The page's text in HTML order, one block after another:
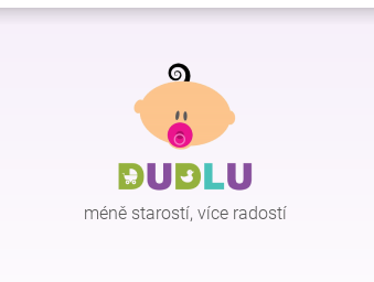
Z
méně starostí, více radostí